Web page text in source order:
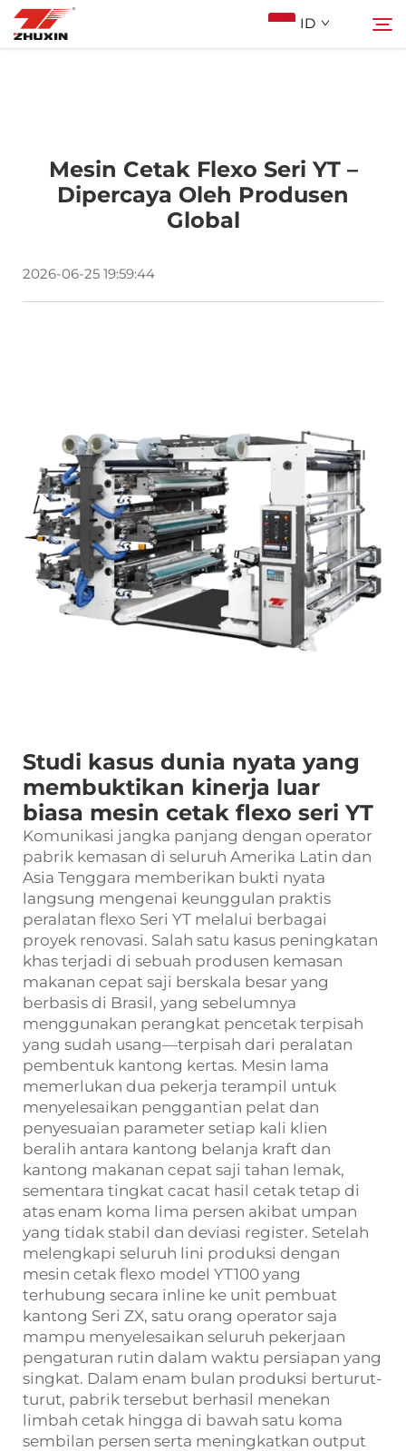
ID
Aplikasi
Berita
Mesin Cetak Flexo Seri YT –
Dipercaya Oleh Produsen
Global
2026-06-25 19:59:44
Studi kasus dunia nyata yang
membuktikan kinerja luar
biasa mesin cetak flexo seri YT
Komunikasi jangka panjang dengan operator
pabrik kemasan di seluruh Amerika Latin dan
Asia Tenggara memberikan bukti nyata
langsung mengenai keunggulan praktis
peralatan flexo Seri YT melalui berbagai
proyek renovasi. Salah satu kasus peningkatan
khas terjadi di sebuah produsen kemasan
makanan cepat saji berskala besar yang
berbasis di Brasil, yang sebelumnya
menggunakan perangkat pencetak terpisah
yang sudah usang—terpisah dari peralatan
pembentuk kantong kertas. Mesin lama
memerlukan dua pekerja terampil untuk
menyelesaikan penggantian pelat dan
penyesuaian parameter setiap kali klien
beralih antara kantong belanja kraft dan
kantong makanan cepat saji tahan lemak,
sementara tingkat cacat hasil cetak tetap di
atas enam koma lima persen akibat umpan
yang tidak stabil dan deviasi register. Setelah
melengkapi seluruh lini produksi dengan
mesin cetak flexo model YT100 yang
terhubung secara inline ke unit pembuat
kantong Seri ZX, satu orang operator saja
mampu menyelesaikan seluruh pekerjaan
pengaturan rutin dalam waktu persiapan yang
singkat. Dalam enam bulan produksi berturut-
turut, pabrik tersebut berhasil menekan
limbah cetak hingga di bawah satu koma
sembilan persen serta meningkatkan output